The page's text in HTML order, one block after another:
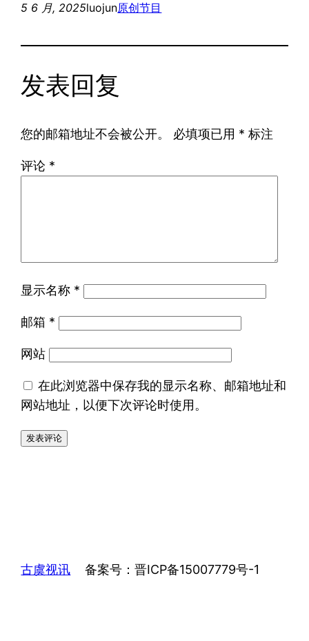
5 6 月, 2025luojun原创节目
发表回复
您的邮箱地址不会被公开。 必填项已用 * 标注
评论 *
显示名称 *
邮箱 *
网站
在此浏览器中保存我的显示名称、邮箱地址和
网站地址，以便下次评论时使用。
古虞视讯 备案号：晋ICP备15007779号-1